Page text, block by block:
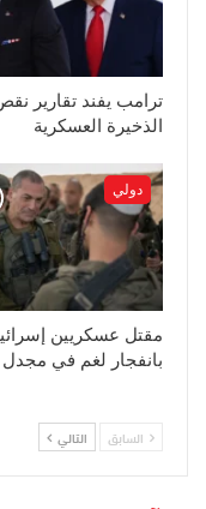
ترامب يفند تقارير
الذخيرة العسكرية
دولي
مقتل عسكريين
بانفجار لغم في
السابق التالي